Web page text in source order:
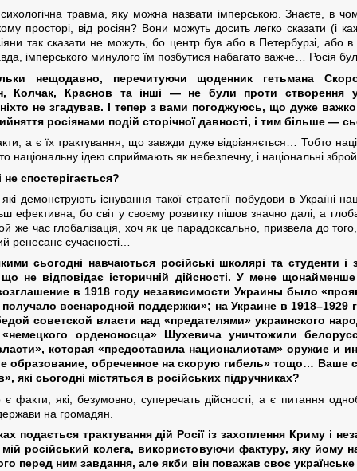
травма, яку можна назвати імперською. Знаєте, в чому
просторі, від росіян? Вони можуть досить легко сказати (і
так сказати не можуть, бо центр був або в Петербурзі, або
імперського минулого їм позбутися набагато важче… Росія
нещодавно, перечитуючи щоденник гетьмана
Колчак, Краснов та інші — не були проти створення
не згадував. І тепер з вами погоджуюсь, що дуже важко
росіянами подій сторічної давності, і тим більше —
а є їх трактування, що завжди дуже відрізняється… Тобто
ідею сприймають як небезпечну, і національні
спостерігається?
демонструють існування такої стратегії побудови в Україні
ефективна, бо світ у своєму розвитку пішов значно далі, а
же час глобалізація, хоч як це парадоксально, призвела до
ренесанс сучасності…
сьогодні навчаються російські школярі та студенти
не відповідає історичній дійсності. У мене
в 1918 году независимости Украины было
всенародной поддержки»; на Украине в 1918–1929
советской власти над «предателями» украинского
орденоносца» Шухевича уничтожили
которая «предоставила националистам» оружие и
образование, обреченное на скорую гибель» тощо… Ваше
які сьогодні містяться в російських підручниках?
які, безумовно, суперечать дійсності, а є питання
на громадян.
трактування дій Росії із захоплення Криму і
російський колега, використовуючи фактуру, яку йому
перед ним завдання, але якби він поважав своє